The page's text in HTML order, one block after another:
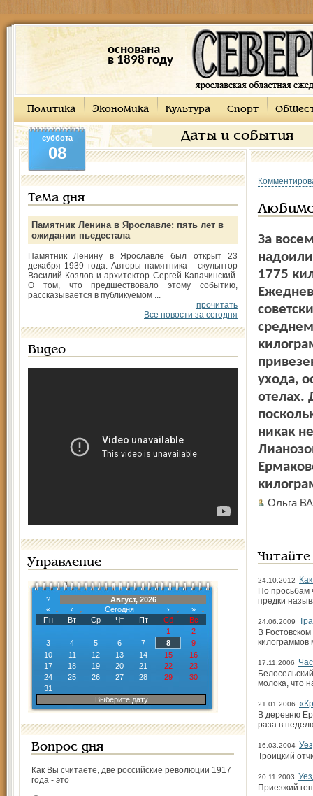
основана
в 1898 году
Политика Экономика Культура Спорт
Даты и события
суббота
08
Тема дня
Памятник Ленина в Ярославле: пять лет в
ожидании пьедестала
Памятник Ленину в Ярославле был открыт 23
декабря 1939 года. Авторы памятника - скульптор
Василий Козлов и архитектор Сергей Капачинский.
О том, что предшествовало этому событию,
рассказывается в публикуемом ...
прочитать
Все новости за сегодня
Видео
Управление
?
Август, 2026
«
‹ Сегодня ›
»
Пн
Вт Ср Чт Пт Сб
Вс
1
2
3
4 5 6 7 8
9
10
11 12 13 14 15
16
17
18 19 20 21 22
23
24
25 26 27 28 29
30
31
Выберите дату
Вопрос дня
Как Вы считаете, две российские революции 1917
года - это
За
1775
ухода,
отелах.
никак
Ольга
24.10.2012
По просьбам
предки
24.06.2009
В
килограммов
17.11.2006
молока, что
21.01.2006
В деревню
раза в
16.03.2004
Троицкий
20.11.2003
Приезжий